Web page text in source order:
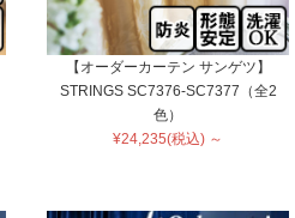
【オーダーカーテン サンゲツ】
STRINGS SC7376-SC7377（全2
色）
¥24,235(税込) ～